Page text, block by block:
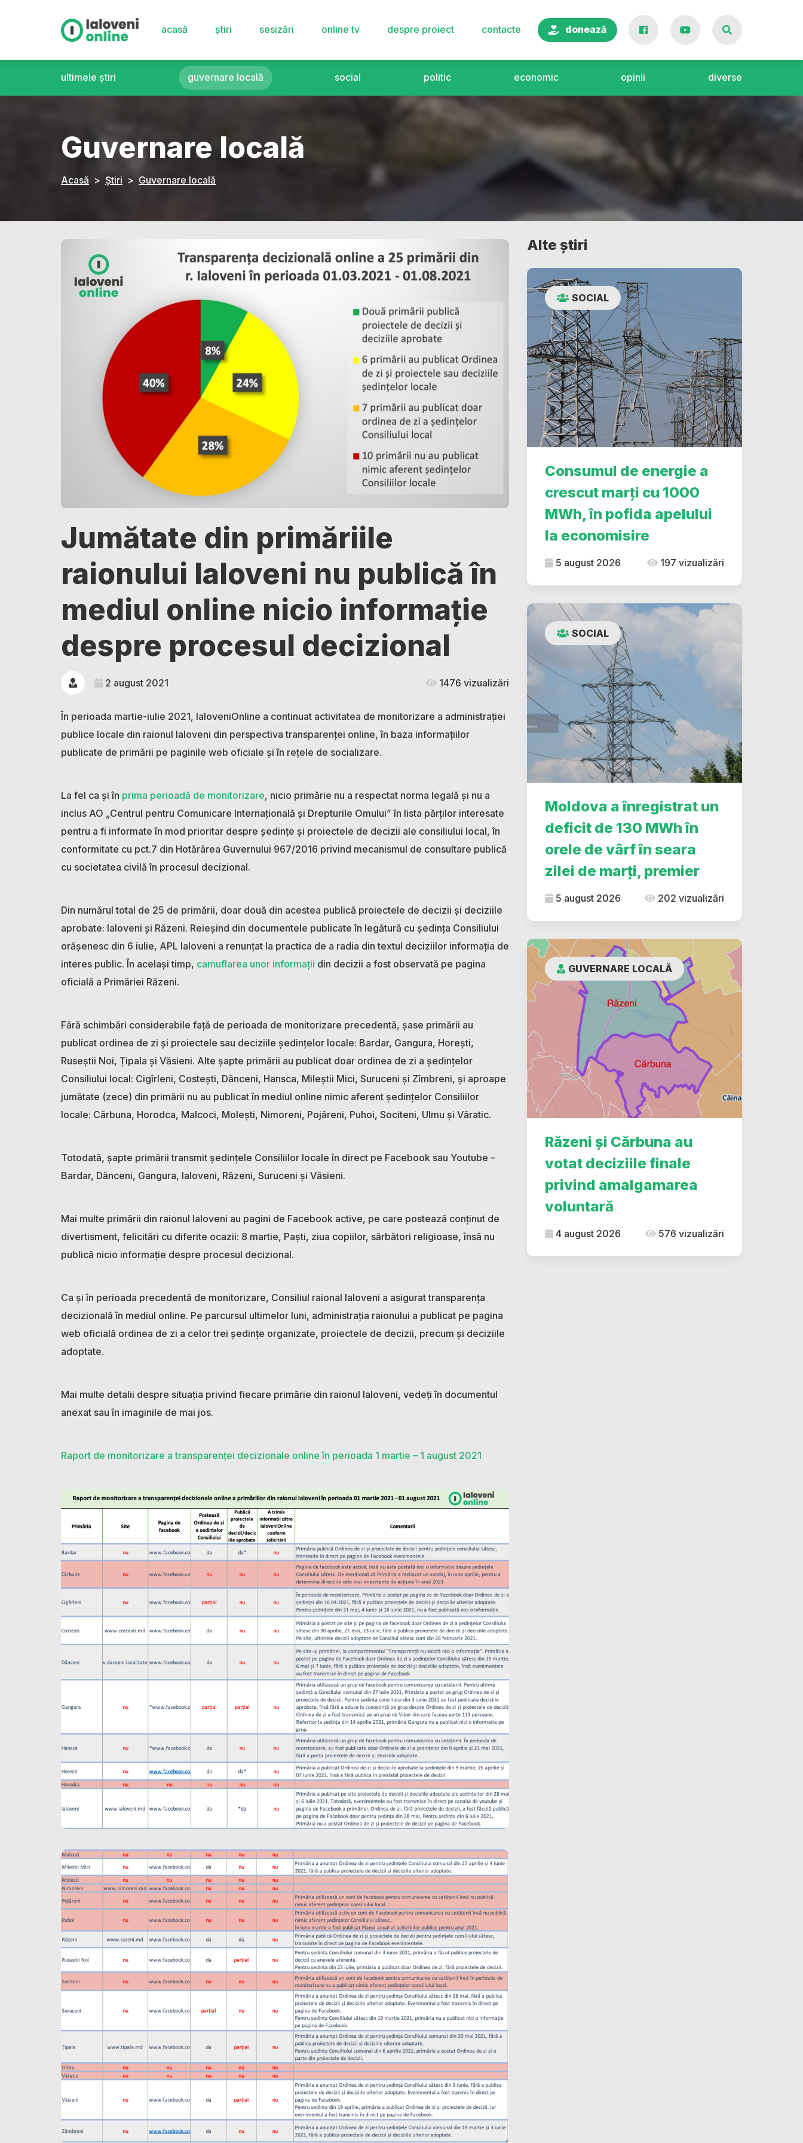
acasă știri sesizări online tv despre proiect contacte donează
ultimele știri guvernare locală social politic economic opinii diverse
Guvernare locală
Acasă Știri Guvernare locală
Jumătate din primăriile
raionului Ialoveni nu publică în
mediul online nicio informație
despre procesul decizional
2 august 2021 1476 vizualizări
În perioada martie-iulie 2021, IaloveniOnline a continuat activitatea de monitorizare a administrației
publice locale din raionul Ialoveni din perspectiva transparenței online, în baza informațiilor
publicate de primării pe paginile web oficiale și în rețele de socializare.
La fel ca și în prima perioadă de monitorizare, nicio primărie nu a respectat norma legală și nu a
inclus AO „Centrul pentru Comunicare Internațională și Drepturile Omului” în lista părților interesate
pentru a fi informate în mod prioritar despre ședințe și proiectele de decizii ale consiliului local, în
conformitate cu pct.7 din Hotărârea Guvernului 967/2016 privind mecanismul de consultare publică
cu societatea civilă în procesul decizional.
Din numărul total de 25 de primării, doar două din acestea publică proiectele de decizii și deciziile
aprobate: Ialoveni și Răzeni. Reieșind din documentele publicate în legătură cu ședința Consiliului
orășenesc din 6 iulie, APL Ialoveni a renunțat la practica de a radia din textul deciziilor informația de
interes public. În același timp, camuflarea unor informații din decizii a fost observată pe pagina
oficială a Primăriei Răzeni.
Fără schimbări considerabile față de perioada de monitorizare precedentă, șase primării au
publicat ordinea de zi și proiectele sau deciziile ședințelor locale: Bardar, Gangura, Horești,
Ruseștii Noi, Țipala și Văsieni. Alte șapte primării au publicat doar ordinea de zi a ședințelor
Consiliului local: Cigîrleni, Costești, Dănceni, Hansca, Mileștii Mici, Suruceni și Zîmbreni, și aproape
jumătate (zece) din primării nu au publicat în mediul online nimic aferent ședințelor Consiliilor
locale: Cărbuna, Horodca, Malcoci, Molești, Nimoreni, Pojăreni, Puhoi, Sociteni, Ulmu și Văratic.
Totodată, șapte primării transmit ședințele Consiliilor locale în direct pe Facebook sau Youtube –
Bardar, Dănceni, Gangura, Ialoveni, Răzeni, Suruceni și Văsieni.
Mai multe primării din raionul Ialoveni au pagini de Facebook active, pe care postează conținut de
divertisment, felicitări cu diferite ocazii: 8 martie, Paști, ziua copiilor, sărbători religioase, însă nu
publică nicio informație despre procesul decizional.
Ca și în perioada precedentă de monitorizare, Consiliul raional Ialoveni a asigurat transparența
decizională în mediul online. Pe parcursul ultimelor luni, administrația raionului a publicat pe pagina
web oficială ordinea de zi a celor trei ședințe organizate, proiectele de decizii, precum și deciziile
adoptate.
Mai multe detalii despre situația privind fiecare primărie din raionul Ialoveni, vedeți în documentul
anexat sau în imaginile de mai jos.
Raport de monitorizare a transparenței decizionale online în perioada 1 martie – 1 august 2021
Alte știri
SOCIAL
Consumul de energie a
crescut marți cu 1000
MWh, în pofida apelului
la economisire
5 august 2026 197 vizualizări
SOCIAL
Moldova a înregistrat un
deficit de 130 MWh în
orele de vârf în seara
zilei de marți, premier
5 august 2026 202 vizualizări
GUVERNARE LOCALĂ
Răzeni și Cărbuna au
votat deciziile finale
privind amalgamarea
voluntară
4 august 2026 576 vizualizări